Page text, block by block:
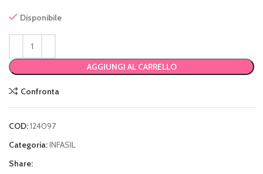
Disponibile
AGGIUNGI AL CARRELLO
Confronta
COD:124097
Categoria:INFASIL
Share: